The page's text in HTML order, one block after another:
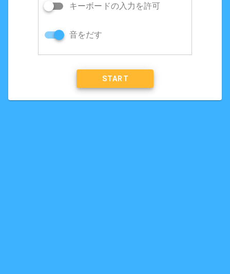
キーボードの入力を許可
音をだす
START